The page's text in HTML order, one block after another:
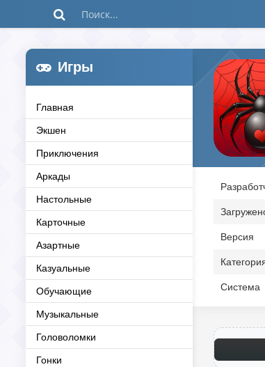
Игры
Главная
Экшен
Приключения
Аркады
Настольные
Карточные
Азартные
Казуальные
Обучающие
Музыкальные
Головоломки
Гонки
Версия
Система